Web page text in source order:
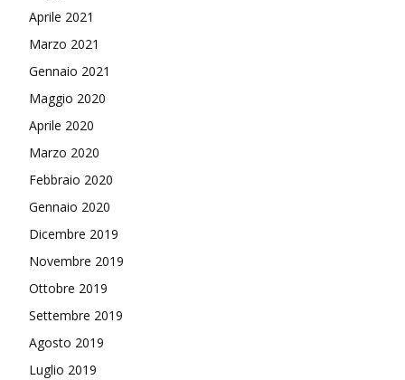
Aprile 2021
Marzo 2021
Gennaio 2021
Maggio 2020
Aprile 2020
Marzo 2020
Febbraio 2020
Gennaio 2020
Dicembre 2019
Novembre 2019
Ottobre 2019
Settembre 2019
Agosto 2019
Luglio 2019